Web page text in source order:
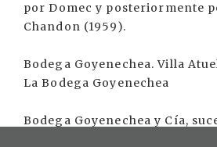
por Domec y posteriormente
Chandon (1959).
Bodega Goyenechea. Villa
La Bodega Goyenechea
Bodega Goyenechea y Cía,